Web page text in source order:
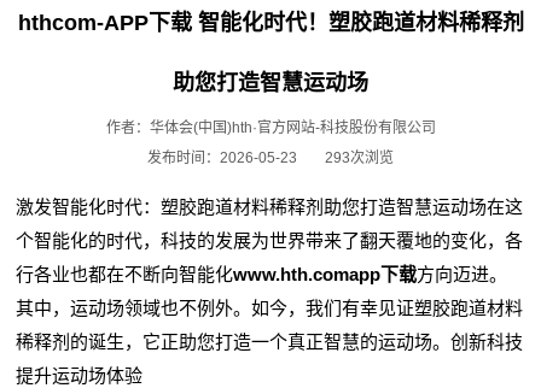
hthcom-APP下载 智能化时代！塑胶跑道材料稀释剂
助您打造智慧运动场
作者：华体会(中国)hth·官方网站-科技股份有限公司
发布时间：2026-05-23
293次浏览
激发智能化时代：塑胶跑道材料稀释剂助您打造智慧运动场在这
个智能化的时代，科技的发展为世界带来了翻天覆地的变化，各
行各业也都在不断向智能化www.hth.comapp下载方向迈进。
其中，运动场领域也不例外。如今，我们有幸见证塑胶跑道材料
稀释剂的诞生，它正助您打造一个真正智慧的运动场。创新科技
提升运动场体验